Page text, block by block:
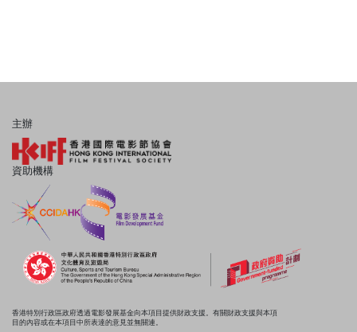
主辦
資助機構
香港特別行政區政府透過電影發展基金向本項目提供財政支援。有關財政支援與本項
目的內容或在本項目中所表達的意見並無關連。